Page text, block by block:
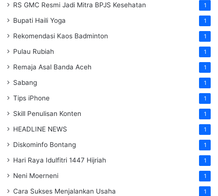
RS GMC Resmi Jadi Mitra BPJS Kesehatan 1
Bupati Haili Yoga 1
Rekomendasi Kaos Badminton 1
Pulau Rubiah 1
Remaja Asal Banda Aceh 1
Sabang 1
Tips iPhone 1
Skill Penulisan Konten 1
HEADLINE NEWS 1
Diskominfo Bontang 1
Hari Raya Idulfitri 1447 Hijriah 1
Neni Moerneni 1
Cara Sukses Menjalankan Usaha 1